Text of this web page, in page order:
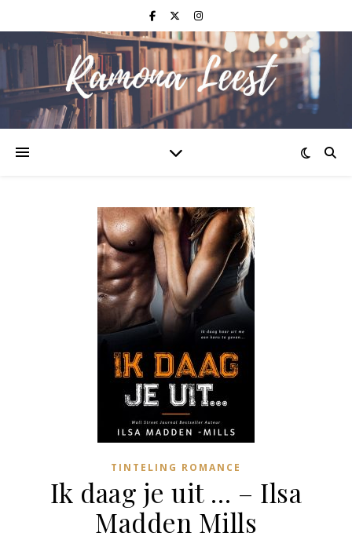
TINTELING ROMANCE
Ik daag je uit … – Ilsa
Madden Mills